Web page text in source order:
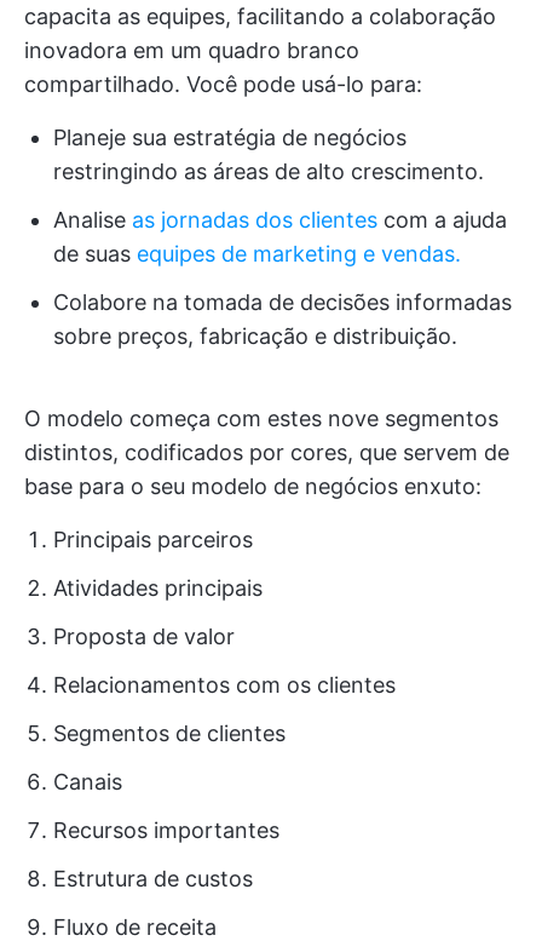
capacita as equipes, facilitando a colaboração
inovadora em um quadro branco
compartilhado. Você pode usá-lo para:
Planeje sua estratégia de negócios
restringindo as áreas de alto crescimento.
Analise as jornadas dos clientes com a ajuda
de suas equipes de marketing e vendas.
Colabore na tomada de decisões informadas
sobre preços, fabricação e distribuição.
O modelo começa com estes nove segmentos
distintos, codificados por cores, que servem de
base para o seu modelo de negócios enxuto:
Principais parceiros
Atividades principais
Proposta de valor
Relacionamentos com os clientes
Segmentos de clientes
Canais
Recursos importantes
Estrutura de custos
Fluxo de receita